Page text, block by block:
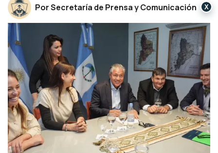
Por Secretaría de Prensa y Comunicación
X